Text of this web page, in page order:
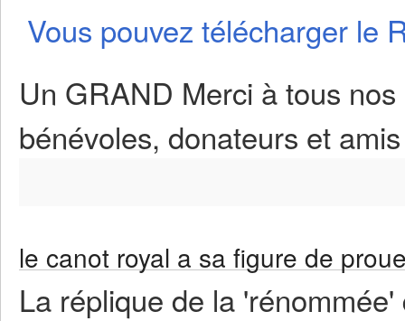
Vous pouvez télécharger le
Un GRAND Merci à tous
bénévoles, donateurs et
le canot royal a sa figure de
La réplique de la